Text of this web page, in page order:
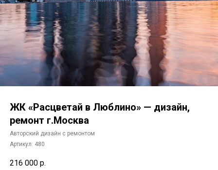
ЖК «Расцветай в Люблино» — дизайн,
ремонт г.Москва
Авторский дизайн с ремонтом
Артикул: 480
216 000 р.